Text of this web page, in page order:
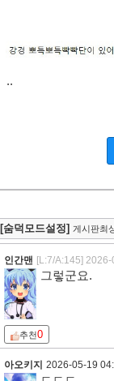
..
[숨덕모드설정] 게시판최
인간맨 [L:7/A:145] 2026-
그렇군요.
추천0
아오키지 2026-05-19